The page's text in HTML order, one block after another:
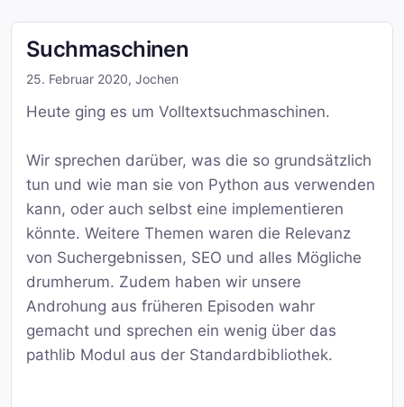
Suchmaschinen
25. Februar 2020, Jochen
Heute ging es um Volltextsuchmaschinen.
Wir sprechen darüber, was die so grundsätzlich
tun und wie man sie von Python aus verwenden
kann, oder auch selbst eine implementieren
könnte. Weitere Themen waren die Relevanz
von Suchergebnissen, SEO und alles Mögliche
drumherum. Zudem haben wir unsere
Androhung aus früheren Episoden wahr
gemacht und sprechen ein wenig über das
pathlib Modul aus der Standardbibliothek.